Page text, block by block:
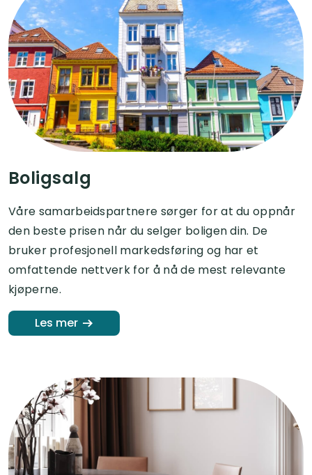
Boligsalg
Våre samarbeidspartnere sørger for at du oppnår
den beste prisen når du selger boligen din. De
bruker profesjonell markedsføring og har et
omfattende nettverk for å nå de mest relevante
kjøperne.
Les mer